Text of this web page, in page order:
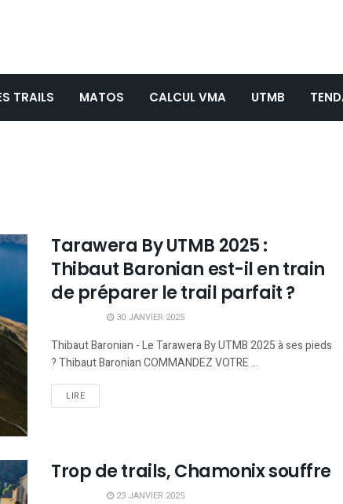
TRAILS MATOS CALCUL VMA UTMB
Tarawera By UTMB 2025 :
Thibaut Baronian est-il en train
de préparer le trail parfait ?
30 JANVIER 2025
Thibaut Baronian - Le Tarawera By UTMB 2025 à ses pieds
? Thibaut Baronian COMMANDEZ VOTRE ...
LIRE
Trop de trails, Chamonix souffre
23 JANVIER 2025